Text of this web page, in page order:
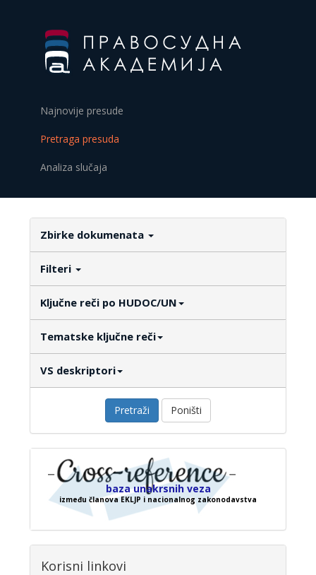
Najnovije presude
Pretraga presuda
Analiza slučaja
Zbirke dokumenata
Filteri
Ključne reči po HUDOC/UN
Tematske ključne reči
VS deskriptori
Pretraži Poništi
baza unakrsnih veza
između članova EKLJP i nacionalnog zakonodavstva
Korisni linkovi